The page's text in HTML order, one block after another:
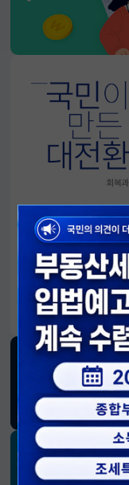
알림판
국민이 만든 대전환
소통